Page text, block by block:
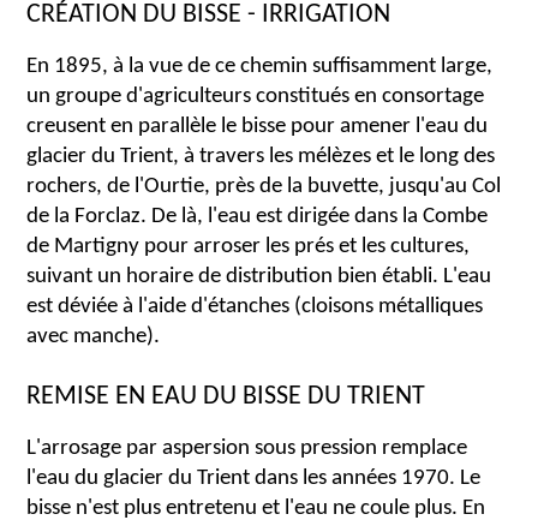
CRÉATION DU BISSE - IRRIGATION
En 1895, à la vue de ce chemin suffisamment large,
un groupe d'agriculteurs constitués en consortage
creusent en parallèle le bisse pour amener l'eau du
glacier du Trient, à travers les mélèzes et le long des
rochers, de l'Ourtie, près de la buvette, jusqu'au Col
de la Forclaz. De là, l'eau est dirigée dans la Combe
de Martigny pour arroser les prés et les cultures,
suivant un horaire de distribution bien établi. L'eau
est déviée à l'aide d'étanches (cloisons métalliques
avec manche).
REMISE EN EAU DU BISSE DU TRIENT
L'arrosage par aspersion sous pression remplace
l'eau du glacier du Trient dans les années 1970. Le
bisse n'est plus entretenu et l'eau ne coule plus. En